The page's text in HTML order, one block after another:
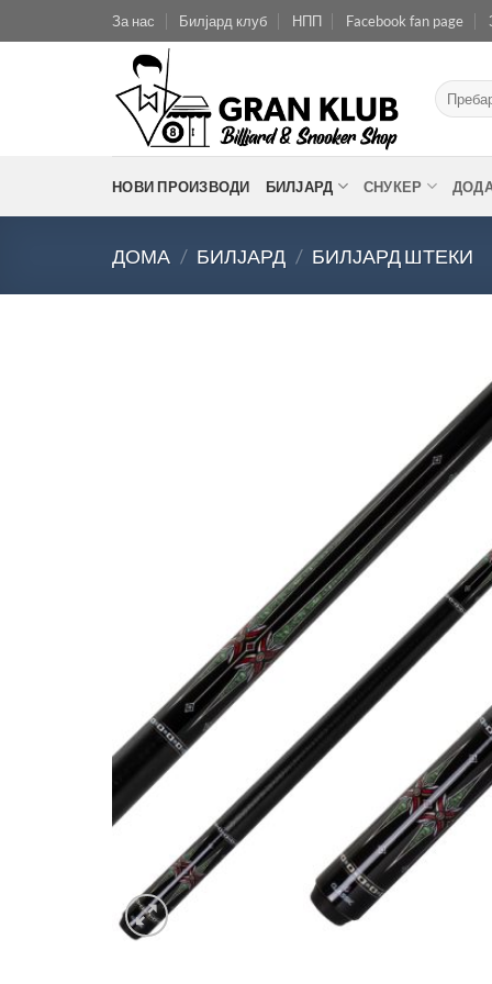
to
За нас Билјард клуб НПП Facebook fan page
Барај
за:
НОВИ ПРОИЗВОДИ БИЛЈАРД СНУКЕР
ДОМА / БИЛЈАРД / БИЛЈАРД ШТЕКИ